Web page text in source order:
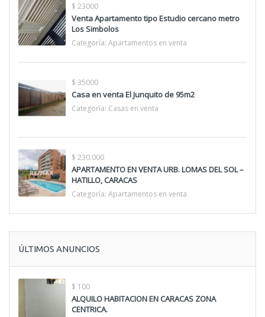
$ 23000
Venta Apartamento tipo Estudio cercano metro
Los Simbolos
Categoría: Apartamentos en venta
$ 35000
Casa en venta El Junquito de 95m2
Categoría: Casas en venta
$ 230.000
APARTAMENTO EN VENTA URB. LOMAS DEL SOL –
HATILLO, CARACAS
Categoría: Apartamentos en venta
ÚLTIMOS ANUNCIOS
$ 100
ALQUILO HABITACION EN CARACAS ZONA
CENTRICA.